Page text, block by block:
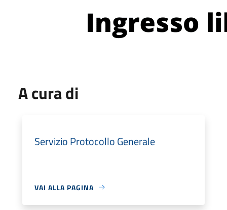
A cura di
Servizio Protocollo Generale
VAI ALLA PAGINA